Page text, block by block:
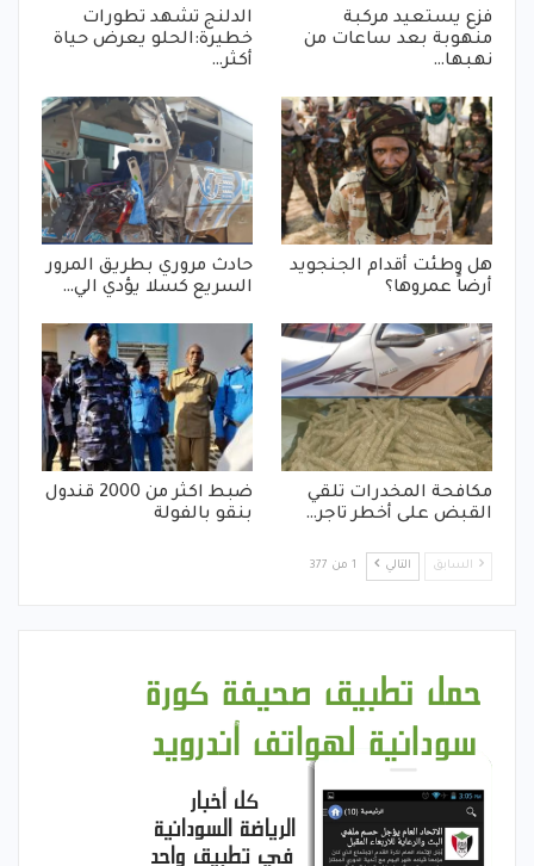
فزع يستعيد مركبة
منهوبة بعد ساعات من
نهبها…
الدلنج تشهد تطورات
خطيرة:الحلو يعرض حياة
أكثر…
هل وطئت أقدام الجنجويد
أرضاً عمروها؟
حادث مروري بطريق المرور
السريع كسلا يؤدي الي…
مكافحة المخدرات تلقي
القبض على أخطر تاجر…
ضبط اكثر من 2000 قندول
بنقو بالفولة
السابق التالي 1 من 377